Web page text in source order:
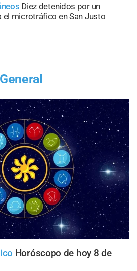
Diez detenidos por un
microtráfico en San Justo
Horóscopo de hoy 8 de